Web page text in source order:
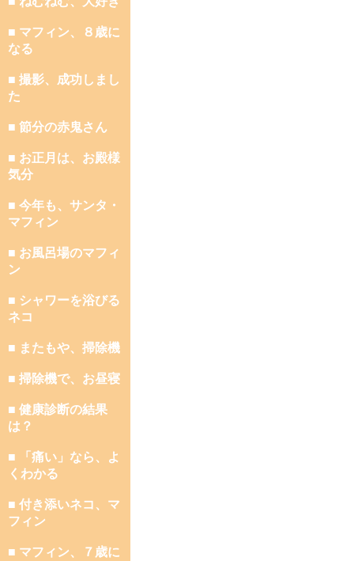
■ マフィン、８歳に
なる
■ 撮影、成功しまし
た
■ 節分の赤鬼さん
■ お正月は、お殿様
気分
■ 今年も、サンタ・
マフィン
■ お風呂場のマフィ
ン
■ シャワーを浴びる
ネコ
■ またもや、掃除機
■ 掃除機で、お昼寝
■ 健康診断の結果
は？
■ 「痛い」なら、よ
くわかる
■ 付き添いネコ、マ
フィン
■ マフィン、７歳に